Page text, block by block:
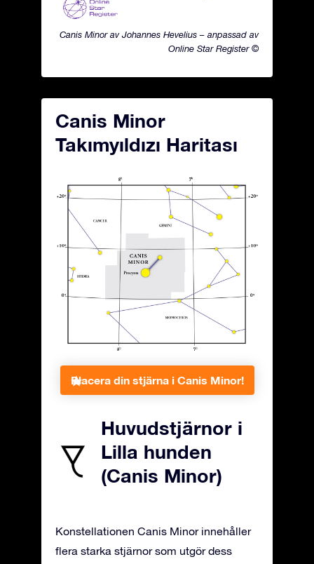
Canis Minor av Johannes Hevelius – anpassad av
Online Star Register ©
Canis Minor
Takımyıldızı Haritası
Placera din stjärna i Canis Minor!
Huvudstjärnor i
Lilla hunden
(Canis Minor)
Konstellationen Canis Minor innehåller
flera starka stjärnor som utgör dess